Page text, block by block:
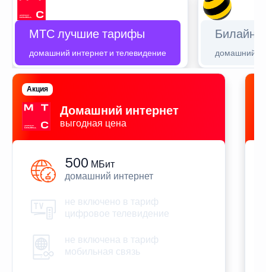
МТС лучшие тарифы
домашний интернет и телевидение
Билайн
домашний
Домашний интернет
выгодная цена
Акция
500 МБит
домашний интернет
не включено в тариф
цифровое телевидение
не включена в тариф
мобильная связь